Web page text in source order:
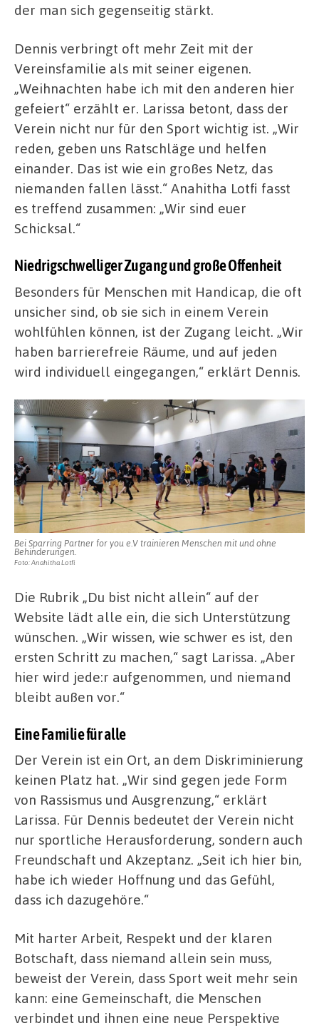
der man sich gegenseitig stärkt.
Dennis verbringt oft mehr Zeit mit der
Vereinsfamilie als mit seiner eigenen.
„Weihnachten habe ich mit den anderen hier
gefeiert“ erzählt er. Larissa betont, dass der
Verein nicht nur für den Sport wichtig ist. „Wir
reden, geben uns Ratschläge und helfen
einander. Das ist wie ein großes Netz, das
niemanden fallen lässt.“ Anahitha Lotfi fasst
es treffend zusammen: „Wir sind euer
Schicksal.“
Niedrigschwelliger Zugang und große Offenheit
Besonders für Menschen mit Handicap, die oft
unsicher sind, ob sie sich in einem Verein
wohlfühlen können, ist der Zugang leicht. „Wir
haben barrierefreie Räume, und auf jeden
wird individuell eingegangen,“ erklärt Dennis.
Bei Sparring Partner for you e.V trainieren Menschen mit und ohne
Behinderungen.
Foto: Anahitha Lotfi
Die Rubrik „Du bist nicht allein“ auf der
Website lädt alle ein, die sich Unterstützung
wünschen. „Wir wissen, wie schwer es ist, den
ersten Schritt zu machen,“ sagt Larissa. „Aber
hier wird jede:r aufgenommen, und niemand
bleibt außen vor.“
Eine Familie für alle
Der Verein ist ein Ort, an dem Diskriminierung
keinen Platz hat. „Wir sind gegen jede Form
von Rassismus und Ausgrenzung,“ erklärt
Larissa. Für Dennis bedeutet der Verein nicht
nur sportliche Herausforderung, sondern auch
Freundschaft und Akzeptanz. „Seit ich hier bin,
habe ich wieder Hoffnung und das Gefühl,
dass ich dazugehöre.“
Mit harter Arbeit, Respekt und der klaren
Botschaft, dass niemand allein sein muss,
beweist der Verein, dass Sport weit mehr sein
kann: eine Gemeinschaft, die Menschen
verbindet und ihnen eine neue Perspektive